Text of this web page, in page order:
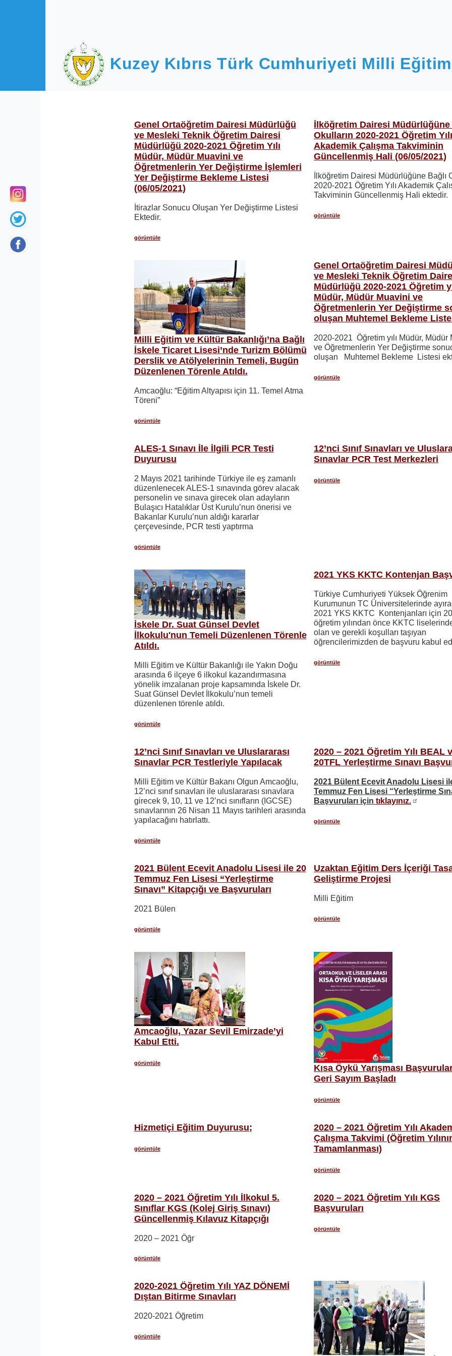
Kuzey Kıbrıs Türk Cumhuriyeti Milli Eğitim
Genel Ortaöğretim Dairesi Müdürlüğü
ve Mesleki Teknik Öğretim Dairesi
Müdürlüğü 2020-2021 Öğretim Yılı
Müdür, Müdür Muavini ve
Öğretmenlerin Yer Değiştirme İşlemleri
Yer Değiştirme Bekleme Listesi
(06/05/2021)
İtirazlar Sonucu Oluşan Yer Değiştirme Listesi
Ektedir.
görüntüle
İlköğretim Dairesi Müdürlüğüne
Okulların 2020-2021 Öğretim
Akademik Çalışma Takviminin
Güncellenmiş Hali (06/05/2021)
İlköğretim Dairesi Müdürlüğüne Bağlı
2020-2021 Öğretim Yılı Akademik
Takviminin Güncellenmiş Hali ektedir.
görüntüle
Milli Eğitim ve Kültür Bakanlığı’na Bağlı
İskele Ticaret Lisesi’nde Turizm Bölümü
Derslik ve Atölyelerinin Temeli, Bugün
Düzenlenen Törenle Atıldı.
Amcaoğlu: “Eğitim Altyapısı için 11. Temel Atma
Töreni”
görüntüle
Genel Ortaöğretim Dairesi
ve Mesleki Teknik Öğretim
Müdürlüğü 2020-2021 Öğretim
Müdür, Müdür Muavini ve
Öğretmenlerin Yer Değiştirme
oluşan Muhtemel Bekleme
2020-2021 Öğretim yılı Müdür, Müdür
ve Öğretmenlerin Yer Değiştirme
oluşan Muhtemel Bekleme Listesi
görüntüle
ALES-1 Sınavı İle İlgili PCR Testi
Duyurusu
2 Mayıs 2021 tarihinde Türkiye ile eş zamanlı
düzenlenecek ALES-1 sınavında görev alacak
personelin ve sınava girecek olan adayların
Bulaşıcı Hatalıklar Üst Kurulu’nun önerisi ve
Bakanlar Kurulu’nun aldığı kararlar
çerçevesinde, PCR testi yaptırma
görüntüle
12’nci Sınıf Sınavları ve
Sınavlar PCR Test Merkezleri
görüntüle
İskele Dr. Suat Günsel Devlet
İlkokulu'nun Temeli Düzenlenen Törenle
Atıldı.
Milli Eğitim ve Kültür Bakanlığı ile Yakın Doğu
arasında 6 ilçeye 6 ilkokul kazandırmasına
yönelik imzalanan proje kapsamında İskele Dr.
Suat Günsel Devlet İlkokulu’nun temeli
düzenlenen törenle atıldı.
görüntüle
2021 YKS KKTC Kontenjan
Türkiye Cumhuriyeti Yüksek Öğrenim
Kurumunun TC Üniversitelerinde
2021 YKS KKTC Kontenjanları için
öğretim yılından önce KKTC
olan ve gerekli koşulları taşıyan
öğrencilerimizden de başvuru kabul
görüntüle
12’nci Sınıf Sınavları ve Uluslararası
Sınavlar PCR Testleriyle Yapılacak
Milli Eğitim ve Kültür Bakanı Olgun Amcaoğlu,
12’nci sınıf sınavları ile uluslararası sınavlara
girecek 9, 10, 11 ve 12’nci sınıfların (IGCSE)
sınavlarının 26 Nisan 11 Mayıs tarihleri arasında
yapılacağını hatırlattı.
görüntüle
2020 – 2021 Öğretim Yılı BEAL
20TFL Yerleştirme Sınavı
2021 Bülent Ecevit Anadolu Lisesi
Temmuz Fen Lisesi “Yerleştirme
Başvuruları içintıklayınız.
görüntüle
2021 Bülent Ecevit Anadolu Lisesi ile 20
Temmuz Fen Lisesi “Yerleştirme
Sınavı” Kitapçığı ve Başvuruları
2021 Bülen
görüntüle
Uzaktan Eğitim Ders İçeriği
Geliştirme Projesi
Milli Eğitim
görüntüle
Amcaoğlu, Yazar Sevil Emirzade’yi
Kabul Etti.
görüntüle
Kısa Öykü Yarışması
Geri Sayım Başladı
görüntüle
Hizmetiçi Eğitim Duyurusu;
görüntüle
2020 – 2021 Öğretim Yılı
Çalışma Takvimi (Öğretim
Tamamlanması)
görüntüle
2020 – 2021 Öğretim Yılı İlkokul 5.
Sınıflar KGS (Kolej Giriş Sınavı)
Güncellenmiş Kılavuz Kitapçığı
2020 – 2021 Öğr
görüntüle
2020 – 2021 Öğretim Yılı KGS
Başvuruları
görüntüle
2020-2021 Öğretim Yılı YAZ DÖNEMİ
Dıştan Bitirme Sınavları
2020-2021 Öğretim
görüntüle